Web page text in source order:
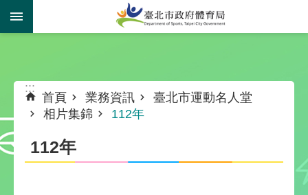
跳到主要內容區塊
:::
首頁 業務資訊
臺北市運動名人堂
相片集錦
112年
112年